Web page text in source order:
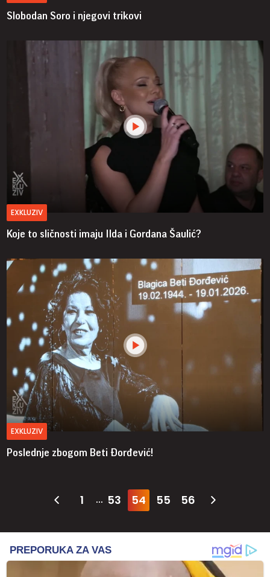
Slobodan Soro i njegovi trikovi
EXKLUZIV
Koje to sličnosti imaju Ilda i Gordana Šaulić?
EXKLUZIV
Poslednje zbogom Beti Đorđević!
1 ... 53 54 55 56